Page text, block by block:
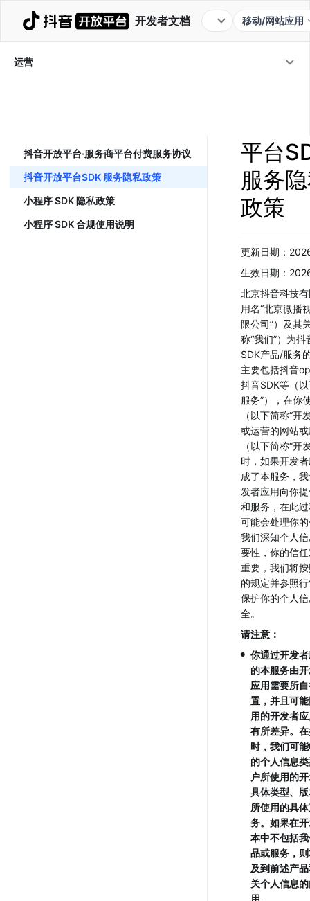
开发者文档 移动/网站应用
运营平台能力
抖音开放平台·服务商平台付费服务协议
抖音开放平台SDK 服务隐私政策
小程序 SDK 隐私政策
小程序 SDK 合规使用说明
平台
服务
政策
更新日期：
生效日期：
北京抖音科技
用名“北京微播
限公司”）及其
称“我们”）为
SDK产品/服务
主要包括抖音
抖音SDK等（
服务”），在你
（以下简称“开
或运营的网站
（以下简称“开
时，如果开发
成了本服务，
发者应用向你
和服务，在此
可能会处理你
我们深知个人
要性，你的信
重要，我们将
的规定并参照
保护你的个人
全。
请注意：
• 你通过开发
的本服务由
应用需要所
置，并且可
用的开发者
有所差异。
时，我们可
的个人信息
户所使用的
具体类型、
所使用的具
务。如果在
本中不包括
品或服务，
及到前述产
关个人信息
用。